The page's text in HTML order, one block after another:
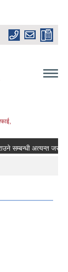
अत्यन्त जरुरी सुचना